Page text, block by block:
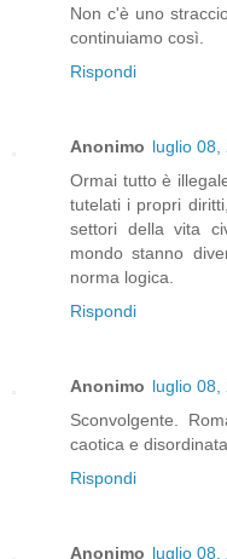
Non c'è uno
continuiamo così.
Rispondi
Anonimo luglio 08,
Ormai tutto è
tutelati i propri
settori della vita
mondo stanno
norma logica.
Rispondi
Anonimo luglio 08,
Sconvolgente.
caotica e
Rispondi
Anonimo luglio 08,